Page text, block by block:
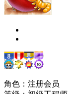
角色：注册会员